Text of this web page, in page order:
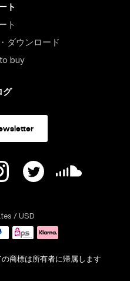
ト
ト
ダウンロード
buy
グ
/ USD
商標は所有者に帰属します